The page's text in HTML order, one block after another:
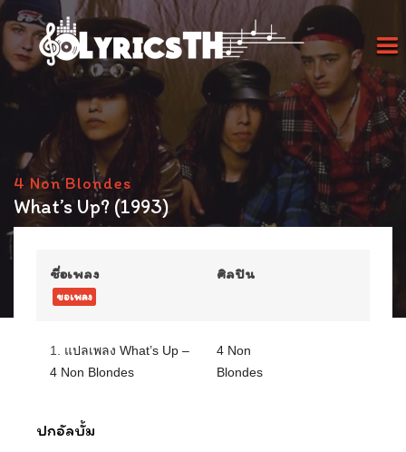
4 Non Blondes
What’s Up? (1993)
ชื่อเพลง
ขอเพลง
ศิลปิน
1. แปลเพลง What’s Up –
4 Non Blondes
4 Non
Blondes
ปกอัลบั้ม